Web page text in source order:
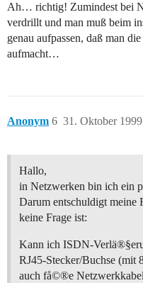
Ah… richtig! Zumindest bei
verdrillt und man muß beim
genau aufpassen, daß man
aufmacht…
Anonym 31. Oktober
6
Hallo,
in Netzwerken bin ich ein
Darum entschuldigt meine
keine Frage ist:
Kann ich ISDN-
RJ45-Stecker/Buchse (mit
auch få©®e